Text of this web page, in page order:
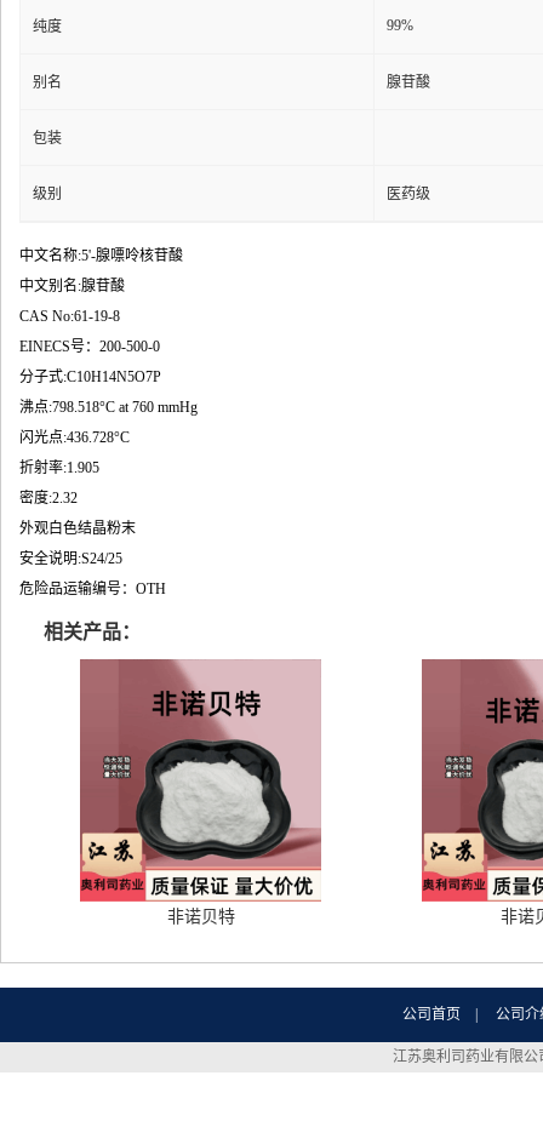
纯度 99%
别名 腺苷酸
包装
级别 医药级
中文名称:5'-腺嘌呤核苷酸
中文别名:腺苷酸
CAS No:61-19-8
EINECS号：200-500-0
分子式:C10H14N5O7P
沸点:798.518°C at 760 mmHg
闪光点:436.728°C
折射率:1.905
密度:2.32
外观白色结晶粉末
安全说明:S24/25
危险品运输编号：OTH
相关产品：
非诺贝特 非诺
公司首页 公司介
江苏奥利司药业有限公